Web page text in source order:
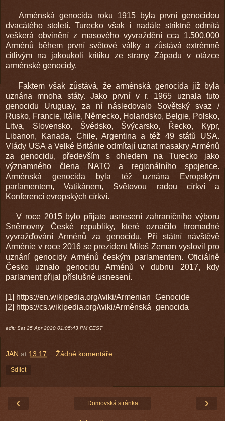
Arménská genocida roku 1915 byla první genocidou
dvacátého století. Turecko však i nadále striktně odmítá
veškerá obvinění z masového vyvraždění cca 1.500.000
Arménů během první světové války a zůstává extrémně
citlivým na jakoukoli kritiku ze strany Západu v otázce
arménské genocidy.
Faktem však zůstává, že arménská genocida již byla
uznána mnoha státy. Jako první v r. 1965 uznala tuto
genocidu Uruguay, za ní následovalo Sovětský svaz /
Rusko, Francie, Itálie, Německo, Holandsko, Belgie, Polsko,
Litva, Slovensko, Švédsko, Švýcarsko, Řecko, Kypr,
Libanon, Kanada, Chile, Argentina a též 49 států USA.
Vlády USA a Velké Británie odmítají uznat masakry Arménů
za genocidu, především s ohledem na Turecko jako
významného člena NATO a regionálního spojence.
Arménská genocida byla též uznána Evropským
parlamentem, Vatikánem, Světovou radou církví a
Konferencí evropských církví.
V roce 2015 bylo přijato usnesení zahraničního výboru
Sněmovny České republiky, které označilo hromadné
vyvražďování Arménů za genocidu. Při státní návštěvě
Arménie v roce 2016 se prezident Miloš Zeman vyslovil pro
uznání genocidy Arménů českým parlamentem. Oficiálně
Česko uznalo genocidu Arménů v dubnu 2017, kdy
parlament přijal příslušné usnesení.
[1] https://en.wikipedia.org/wiki/Armenian_Genocide
[2] https://cs.wikipedia.org/wiki/Arménská_genocida
edit: Sat 25 Apr 2020 01:05:43 PM CEST
JAN at 13:17 Žádné komentáře:
Sdílet
‹ ›
Domovská stránka